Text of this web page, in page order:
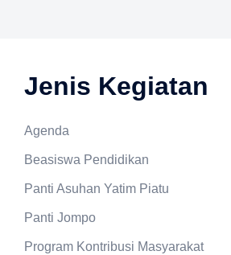
Jenis Kegiatan
Agenda
Beasiswa Pendidikan
Panti Asuhan Yatim Piatu
Panti Jompo
Program Kontribusi Masyarakat